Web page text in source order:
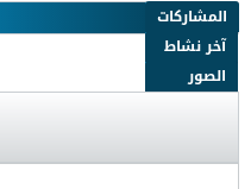
صور للتجارة